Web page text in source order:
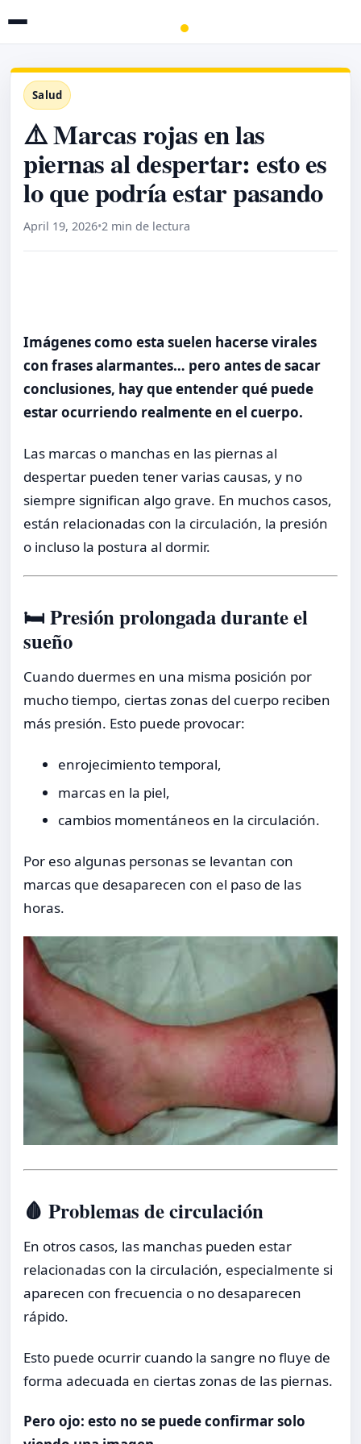
Salud
⚠️ Marcas rojas en las
piernas al despertar: esto es
lo que podría estar pasando
April 19, 2026•2 min de lectura
Imágenes como esta suelen hacerse virales
con frases alarmantes… pero antes de sacar
conclusiones, hay que entender qué puede
estar ocurriendo realmente en el cuerpo.
Las marcas o manchas en las piernas al
despertar pueden tener varias causas, y no
siempre significan algo grave. En muchos casos,
están relacionadas con la circulación, la presión
o incluso la postura al dormir.
🛏️ Presión prolongada durante el
sueño
Cuando duermes en una misma posición por
mucho tiempo, ciertas zonas del cuerpo reciben
más presión. Esto puede provocar:
enrojecimiento temporal,
marcas en la piel,
cambios momentáneos en la circulación.
Por eso algunas personas se levantan con
marcas que desaparecen con el paso de las
horas.
🩸 Problemas de circulación
En otros casos, las manchas pueden estar
relacionadas con la circulación, especialmente si
aparecen con frecuencia o no desaparecen
rápido.
Esto puede ocurrir cuando la sangre no fluye de
forma adecuada en ciertas zonas de las piernas.
Pero ojo: esto no se puede confirmar solo